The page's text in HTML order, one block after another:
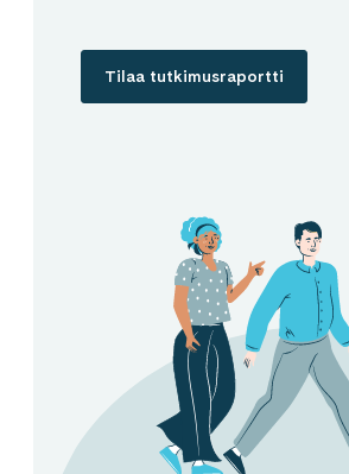
Tilaa tutkimusraportti